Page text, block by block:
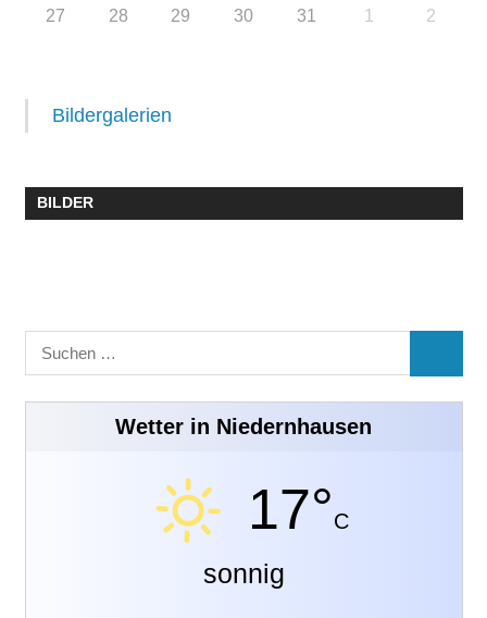
27 28 29 30 31 1 2
Bildergalerien
BILDER
Suchen
nach:
Wetter in Niedernhausen
17°C
sonnig